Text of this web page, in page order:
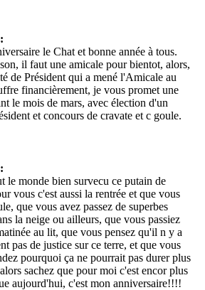
le Chat et bonne année à tous.
il faut une amicale pour bientot, alors,
de Président qui a mené l'Amicale au
financièrement, je vous promet une
le mois de mars, avec élection d'un
et concours de cravate et c goule.
le monde bien survecu ce putain de
vous c'est aussi la rentrée et que vous
que vous avez passez de superbes
la neige ou ailleurs, que vous passiez
au lit, que vous pensez qu'il n y a
pas de justice sur ce terre, et que vous
pourquoi ça ne pourrait pas durer plus
sachez que pour moi c'est encor plus
aujourd'hui, c'est mon anniversaire!!!!